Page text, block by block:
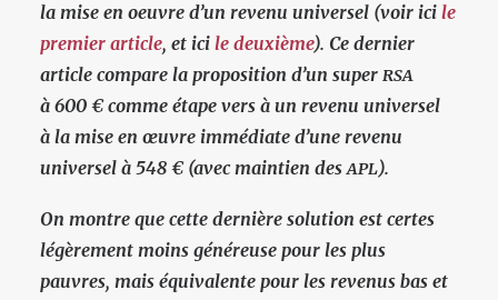
la mise en oeuvre d’un revenu universel (voir ici le
premier article, et ici le deuxième). Ce dernier
article compare la proposition d’un super RSA
à 600 € comme étape vers à un revenu universel
à la mise en œuvre immédiate d’une revenu
universel à 548 € (avec maintien desAPL).
On montre que cette dernière solution est certes
légèrement moins généreuse pour les plus
pauvres, mais équivalente pour les revenus bas et